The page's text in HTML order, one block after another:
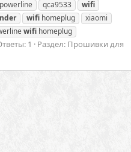
powerline qca9533
wifi
wifi homeplug
xiaomi
wifi homeplug
1 Раздел: Прошивки для